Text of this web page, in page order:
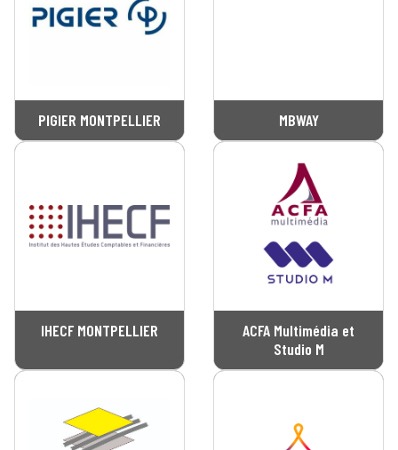
PIGIER MONTPELLIER MBWAY
IHECF MONTPELLIER
ACFA Multimédia et
Studio M